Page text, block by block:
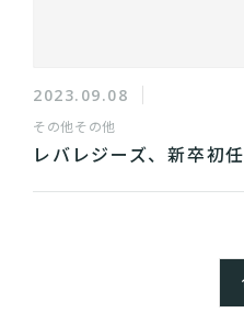
2023.09.08
その他その他
レバレジーズ、新卒初